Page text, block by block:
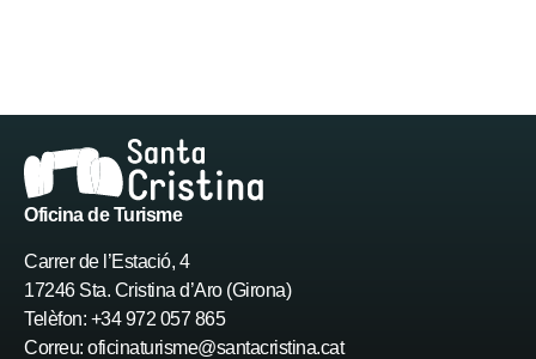
Oficina de Turisme
Carrer de l’Estació, 4
17246 Sta. Cristina d’Aro (Girona)
Telèfon: +34 972 057 865
Correu: oficinaturisme@santacristina.cat